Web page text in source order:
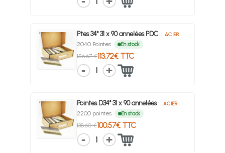
Ptes 34° 31 x 90 annelées PDC ACIER
2040 Pointes En stock
156.67 €113.72€ TTC
1
Pointes D34° 31 x 90 annelées ACIER
2200 pointes En stock
138.60 €100.57€ TTC
1